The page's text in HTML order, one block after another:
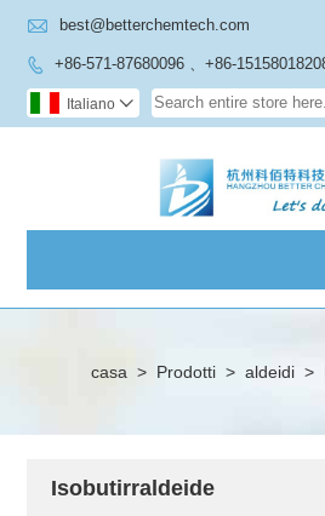
 best@betterchemtech.com
 +86-571-87680096 、+86-
Italiano 
casa > Prodotti > aldeidi >
Isobutirraldeide